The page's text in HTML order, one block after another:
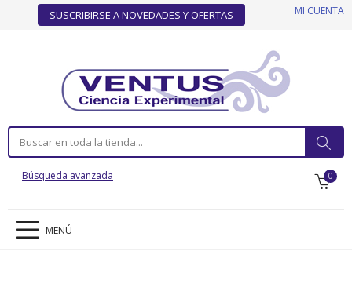
SUSCRIBIRSE A NOVEDADES Y OFERTAS MI CUENTA
Búsqueda avanzada 0
MENÚ